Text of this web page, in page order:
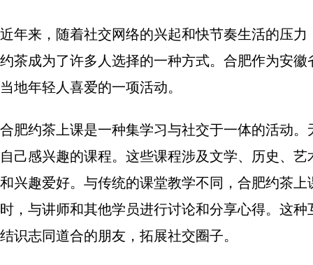
近年来，随着社交网络的兴起和快节奏生活的压
约茶成为了许多人选择的一种方式。合肥作为安
当地年轻人喜爱的一项活动。
合肥约茶上课是一种集学习与社交于一体的活动
自己感兴趣的课程。这些课程涉及文学、历史、
和兴趣爱好。与传统的课堂教学不同，合肥约茶
时，与讲师和其他学员进行讨论和分享心得。这
结识志同道合的朋友，拓展社交圈子。